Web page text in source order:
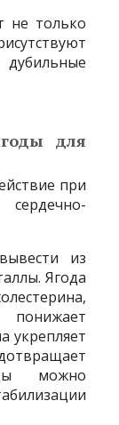
не только
для
при
из
Ягода
укрепляет
можно